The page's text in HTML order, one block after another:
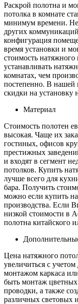
Раскрой полотна и
потолка в комнате
минимум времени.
других
конфигурация
время установки и
стоимость
устанавливать
комнатах, чем
постепенно. В нашей
скидки на установку
Материал
Стоимость полотен
высокая. Чаще их
гостиных, офисов
престижных
и входят в сегмент
потолков. Купить
лучше всего для
бара. Получить
можно если купить
производства. Если
низкой стоимости в
полотна китайского
Цена натяжного
увеличиться с
монтажом каркаса
быть монтаж цветных
проводки, а также
различных световых